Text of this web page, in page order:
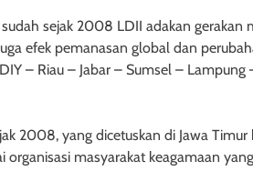
sejak 2008 LDII adakan gerakan
efek pemanasan global dan
– Riau – Jabar – Sumsel – Lampung
2008, yang dicetuskan di Jawa Timur
masyarakat keagamaan